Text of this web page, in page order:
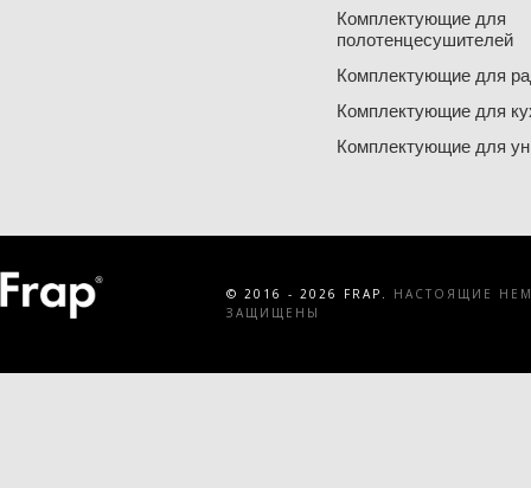
Комплектующие для
полотенцесушителей
Комплектующие для
Комплектующие для
Комплектующие для
© 2016 - 2026 FRAP.
НАСТОЯЩИЕ
ЗАЩИЩЕНЫ